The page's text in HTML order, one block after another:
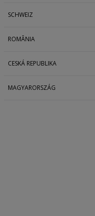
SCHWEIZ
ROMÂNIA
CESKÁ REPUBLIKA
MAGYARORSZÁG